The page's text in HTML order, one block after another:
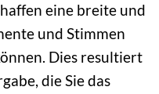
eine breite und
und Stimmen
Dies resultiert
die Sie das